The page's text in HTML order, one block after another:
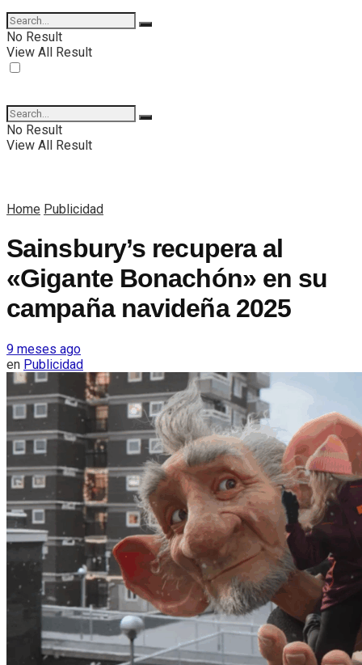
No Result
View All Result
No Result
View All Result
Home Publicidad
Sainsbury’s recupera al
«Gigante Bonachón» en su
campaña navideña 2025
9 meses ago
en Publicidad